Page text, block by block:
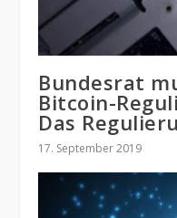
Bundesrat
Bitcoin-
Das
17. September 2019